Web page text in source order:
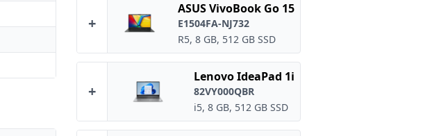
+
ASUS VivoBook Go 15
E1504FA-NJ732
R5, 8 GB, 512 GB SSD
+
Lenovo IdeaPad 1i
82VY000QBR
i5, 8 GB, 512 GB SSD